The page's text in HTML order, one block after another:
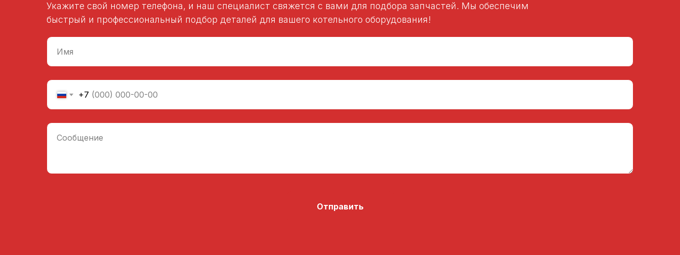
Укажите свой номер телефона, и наш специалист свяжется с вами для подбора запчастей. Мы обеспечим
быстрый и профессиональный подбор деталей для вашего котельного оборудования!
Имя
+7
Сообщение
Отправить